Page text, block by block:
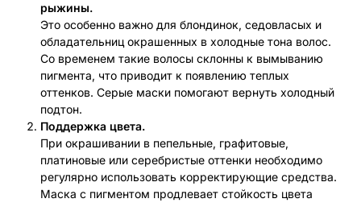
рыжины.
Это особенно важно для блондинок, седовласых и
обладательниц окрашенных в холодные тона волос.
Со временем такие волосы склонны к вымыванию
пигмента, что приводит к появлению теплых
оттенков. Серые маски помогают вернуть холодный
подтон.
Поддержка цвета.
При окрашивании в пепельные, графитовые,
платиновые или серебристые оттенки необходимо
регулярно использовать корректирующие средства.
Маска с пигментом продлевает стойкость цвета